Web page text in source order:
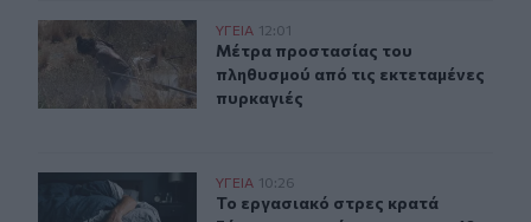
Μέτρα προστασίας του πληθυσμού από τις
ΥΓΕΙΑ 12:01
Μέτρα προστασίας του πληθυσμού
Μέτρα προστασίας του
πληθυσμού από τις εκτεταμένες
πυρκαγιές
Το εργασιακό στρες κρατά ξύπνιους τις νύχτες 7
ΥΓΕΙΑ 10:26
Το εργασιακό στρες κρατά
Το εργασιακό στρες κρατά